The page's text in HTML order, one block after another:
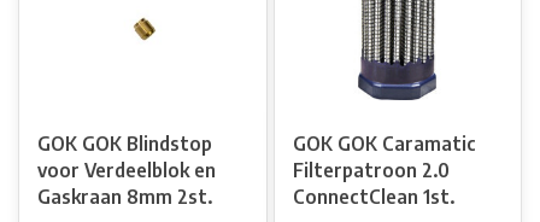
GOK GOK Blindstop
voor Verdeelblok en
Gaskraan 8mm 2st.
GOK GOK Caramatic
Filterpatroon 2.0
ConnectClean 1st.